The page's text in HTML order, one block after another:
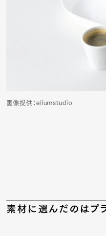
画像提供：eliumstudio
素材に選んだのはプ